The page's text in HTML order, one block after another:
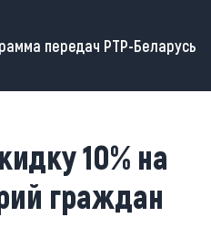
передач РТР-Беларусь
10% на
граждан